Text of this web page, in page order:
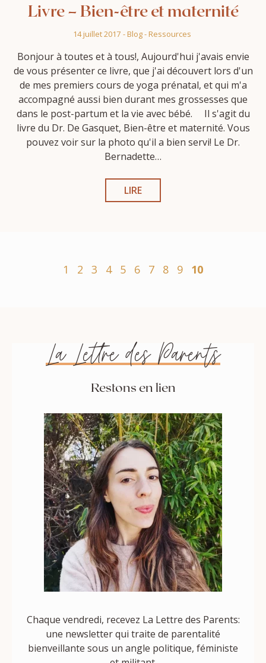
Livre – Bien-être et maternité
14 juillet 2017 -Blog-Ressources
Bonjour à toutes et à tous!, Aujourd'hui j'avais envie
de vous présenter ce livre, que j'ai découvert lors d'un
de mes premiers cours de yoga prénatal, et qui m'a
accompagné aussi bien durant mes grossesses que
dans le post-partum et la vie avec bébé. Il s'agit du
livre du Dr. De Gasquet, Bien-être et maternité. Vous
pouvez voir sur la photo qu'il a bien servi! Le Dr.
Bernadette…
LIRE
1 2 3 4 5 6 7 8 9 10
La Lettre des Parents
Restons en lien
Chaque vendredi, recevez La Lettre des Parents:
une newsletter qui traite de parentalité
bienveillante sous un angle politique, féministe